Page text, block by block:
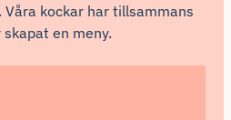
kockar har tillsammans
en meny.